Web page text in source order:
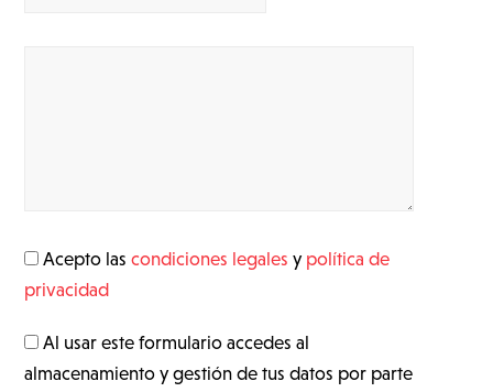
Acepto lascondiciones legales y política de
privacidad
Al usar este formulario accedes al
almacenamiento y gestión de tus datos por parte